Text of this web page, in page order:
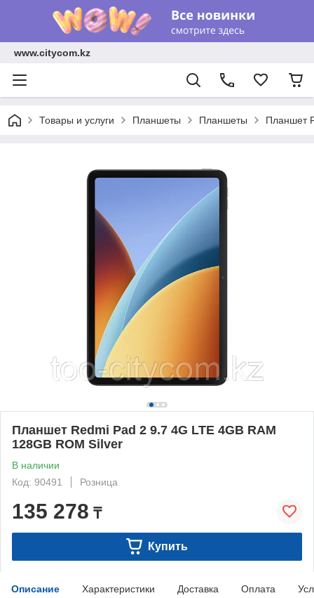
www.citycom.kz
Товары и услуги Планшеты Планшеты Планшет
Планшет Redmi Pad 2 9.7 4G LTE 4GB RAM
128GB ROM Silver
В наличии
Код: 90491
Розница
135 278 ₸
Купить
Описание Характеристики Доставка Оплата